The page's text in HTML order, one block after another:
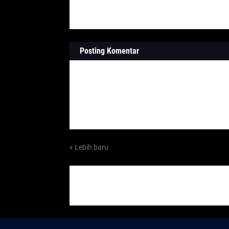
Posting Komentar
Lebih baru